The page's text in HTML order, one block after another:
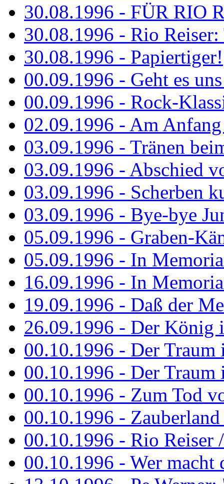
30.08.1996 - FÜR RIO
30.08.1996 - Rio
30.08.1996 - Papiertiger!
00.09.1996 - Geht es
00.09.1996 - Rock-
02.09.1996 - Am
03.09.1996 - Tränen
03.09.1996 - Abschied
03.09.1996 - Scherben
03.09.1996 - Bye-bye
05.09.1996 - Graben-
05.09.1996 - In
16.09.1996 - In
19.09.1996 - Daß der
26.09.1996 - Der König
00.10.1996 - Der Traum
00.10.1996 - Der Traum
00.10.1996 - Zum Tod
00.10.1996 -
00.10.1996 - Rio Reiser
00.10.1996 - Wer macht